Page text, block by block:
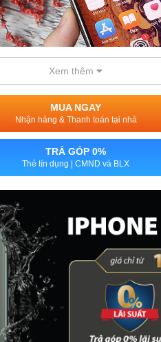
X và XS đó chính là màu
iPhone XS có thể lựa chọn
có phần đa dạng hơn so với
là dòng điện thoại đầu tiên trên
Xem thêm
MUA NGAY
Nhận hàng & Thanh toán tại nhà
TRẢ GÓP 0%
Thẻ tín dụng | CMND và BLX